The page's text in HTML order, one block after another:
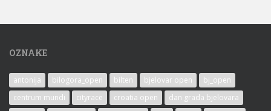
OZNAKE
antonija bilogora_open bilten bjelovar open
bj_open
centrum mundi
cityrace croatia open
dan grada bjelovara